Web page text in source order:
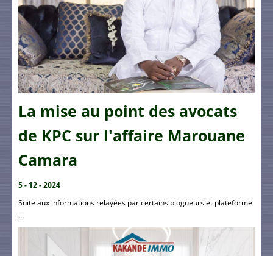
La mise au point des avocats
de KPC sur l'affaire Marouane
Camara
5 - 12 - 2024
Suite aux informations relayées par certains blogueurs et plateforme
...